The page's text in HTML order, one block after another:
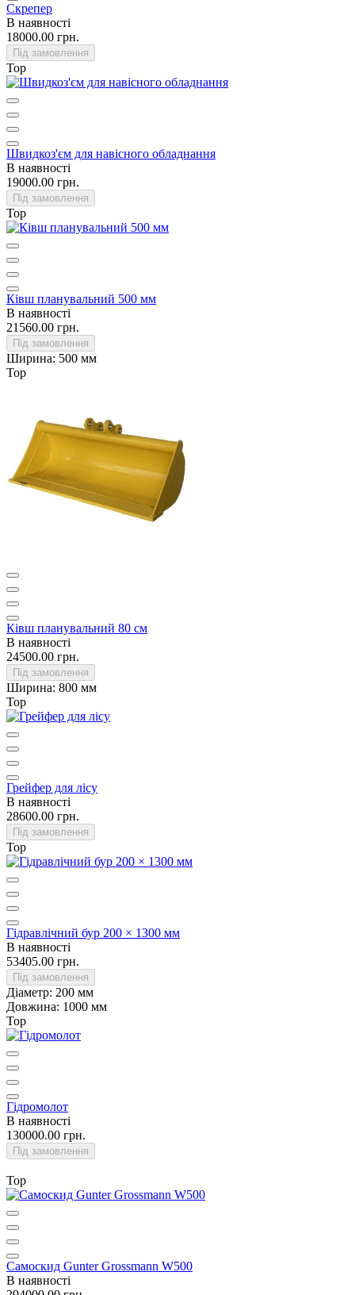
Скрепер
В наявності
18000.00 грн.
Під замовлення
Top
Швидкоз'єм для навісного обладнання
В наявності
19000.00 грн.
Під замовлення
Top
Ківш планувальний 500 мм
В наявності
21560.00 грн.
Під замовлення
Ширина: 500 мм
Top
Ківш планувальний 80 см
В наявності
24500.00 грн.
Під замовлення
Ширина: 800 мм
Top
Грейфер для лісу
В наявності
28600.00 грн.
Під замовлення
Top
Гідравлічний бур 200 × 1300 мм
В наявності
53405.00 грн.
Під замовлення
Діаметр: 200 мм
Довжина: 1000 мм
Top
Гідромолот
В наявності
130000.00 грн.
Під замовлення
Top
Самоскид Gunter Grossmann W500
В наявності